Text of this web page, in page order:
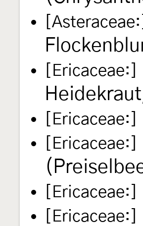
[Asteraceae:]
[Ericaceae:]
[Ericaceae:]
[Ericaceae:]
[Ericaceae:]
[Ericaceae:]